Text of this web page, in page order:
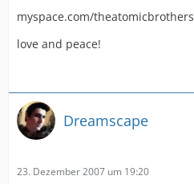
myspace.com/theatomicbrothers
love and peace!
Dreamscape
23. Dezember 2007 um 19:20